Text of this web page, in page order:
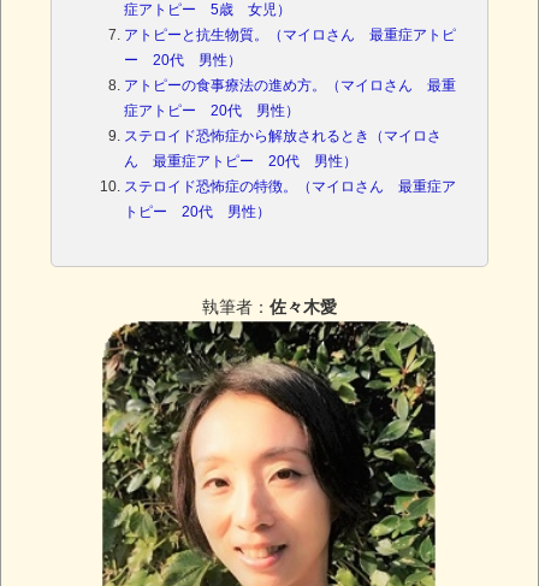
症アトピー 5歳 女児）
アトピーと抗生物質。（マイロさん 最重症アトピ
ー 20代 男性）
アトピーの食事療法の進め方。（マイロさん 最重
症アトピー 20代 男性）
ステロイド恐怖症から解放されるとき（マイロさ
ん 最重症アトピー 20代 男性）
ステロイド恐怖症の特徴。（マイロさん 最重症ア
トピー 20代 男性）
執筆者： 佐々木愛